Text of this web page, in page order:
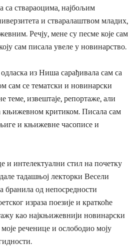
са ствараоцима, најбољим
и стваралаштвом младих,
Речју, мене су песме које сам
сам писала увеле у новинарство.
одласка из Ниша сарађивала сам са
сам се тематски и новинарски
теме, извештаје, репортаже, али
књижевном критиком. Писала сам
и књижевне часописе и
и интелектуални стил на почетку
тадашњој лекторки Весели
бранила од непосредности
израза поезије и краткоће
као најкњижевнији новинарски
реченице и ослободио моју